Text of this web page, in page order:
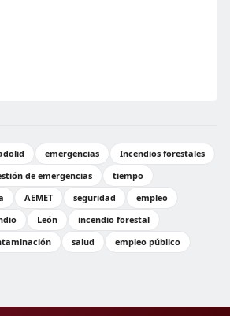
emergencias
Incendios forestales
de emergencias
tiempo
AEMET seguridad
empleo
León
incendio forestal
salud
empleo público